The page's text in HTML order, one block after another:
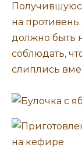
на
должно быть
соблюдать,
слиплись